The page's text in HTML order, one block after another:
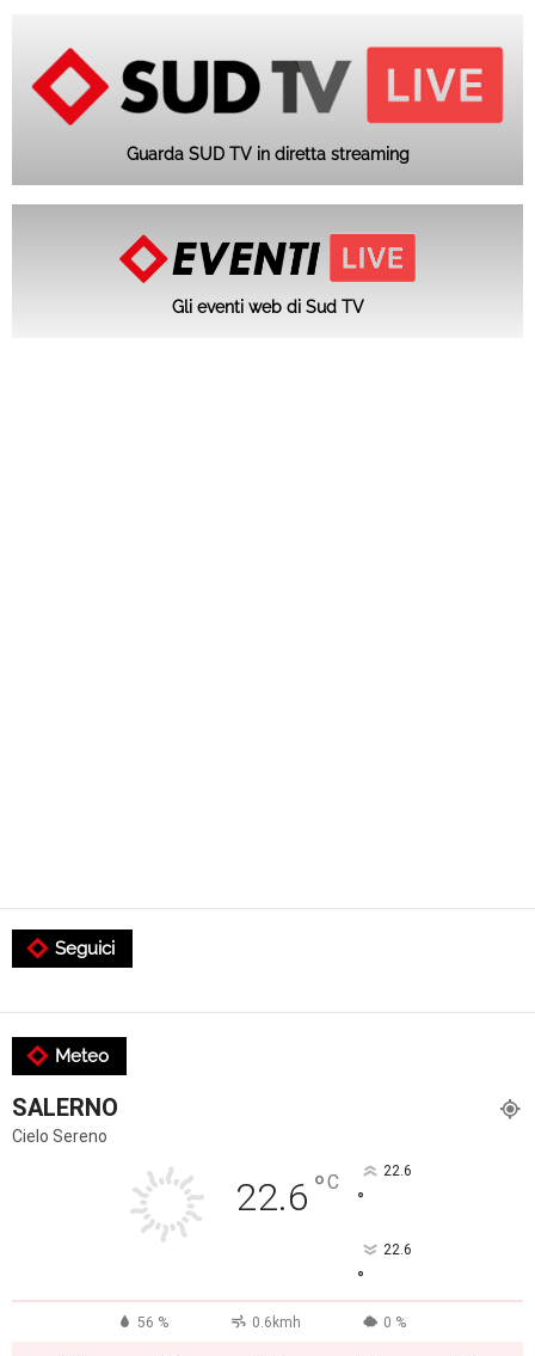
Guarda SUD TV in diretta streaming
Gli eventi web di Sud TV
Seguici
Meteo
SALERNO
Cielo Sereno
22.6 °C 22.6
°
22.6
°
56 % 0.6kmh 0 %